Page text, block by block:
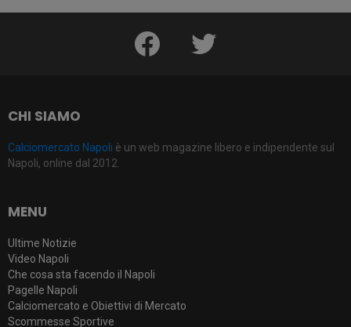
facebook twitter
CHI SIAMO
Calciomercato Napoli è un web magazine libero e indipendente sul
Napoli, online dal 2012.
MENU
Ultime Notizie
Video Napoli
Che cosa sta facendo il Napoli
Pagelle Napoli
Calciomercato e Obiettivi di Mercato
Scommesse Sportive